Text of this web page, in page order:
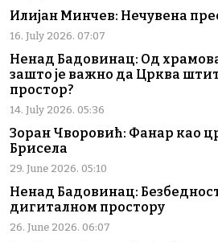
Илијан Минчев: Нечувена
16. July 2026. 07:07
Ненад Бадовинац: Од
зашто је важно да Црква
простор?
14. July 2026. 05:36
Зоран Чворовић: Фанар као
Брисела
29. June 2026. 05:10
Ненад Бадовинац:
дигиталном простору
26. June 2026. 06:07